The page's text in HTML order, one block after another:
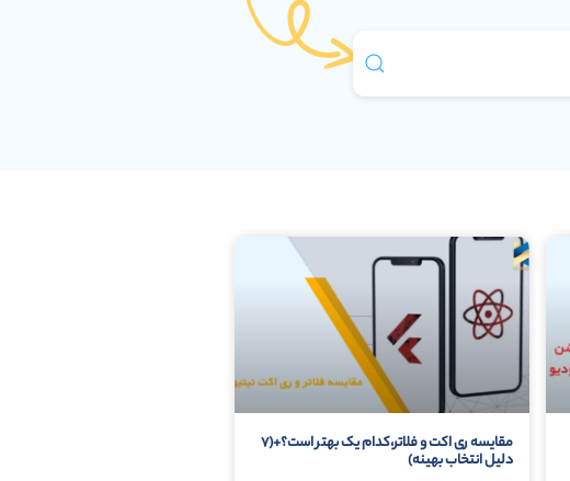
مقایسه ری اکت و فلاتر،کدام یک بهتر است؟+(۷
دلیل انتخاب بهینه)